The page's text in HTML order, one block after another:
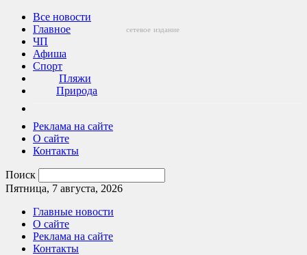
Все новости
Главное
ЧП
Афиша
Спорт
Пляжи
Природа
Реклама на сайте
О сайте
Контакты
Поиск
Пятница, 7 августа, 2026
Главные новости
О сайте
Реклама на сайте
Контакты
сетевое издание